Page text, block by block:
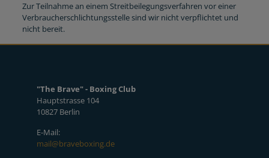
Zur Teilnahme an einem Streitbeilegungsverfahren vor einer
Verbraucherschlichtungsstelle sind wir nicht verpflichtet und
nicht bereit.
"The Brave" - Boxing Club
Hauptstrasse 104
10827 Berlin
E-Mail:
mail@braveboxing.de